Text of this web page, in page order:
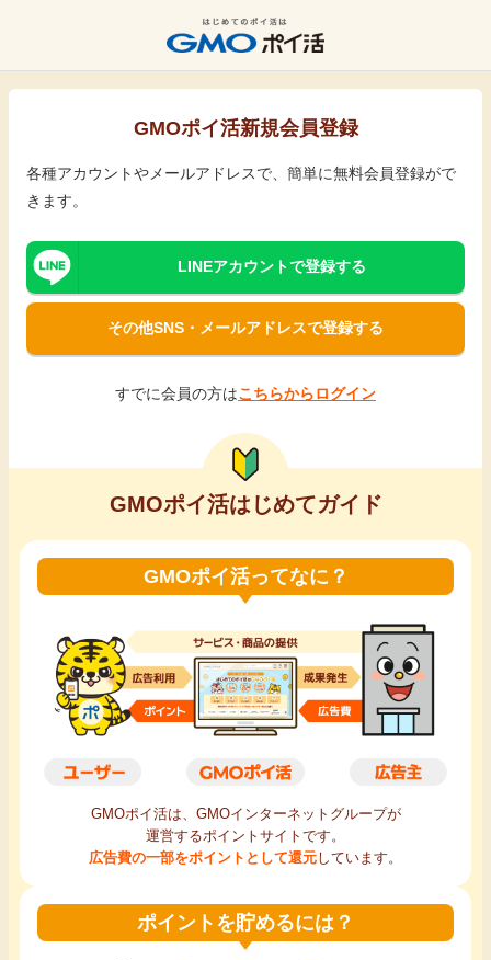
GMOポイ活新規会員登録
各種アカウントやメールアドレスで、簡単に無料会員登録がで
きます。
LINEアカウントで登録する
その他SNS・メールアドレスで登録する
すでに会員の方はこちらからログイン
GMOポイ活はじめてガイド
GMOポイ活ってなに？
GMOポイ活は、GMOインターネットグループが
運営するポイントサイトです。
広告費の一部をポイントとして還元しています。
ポイントを貯めるには？